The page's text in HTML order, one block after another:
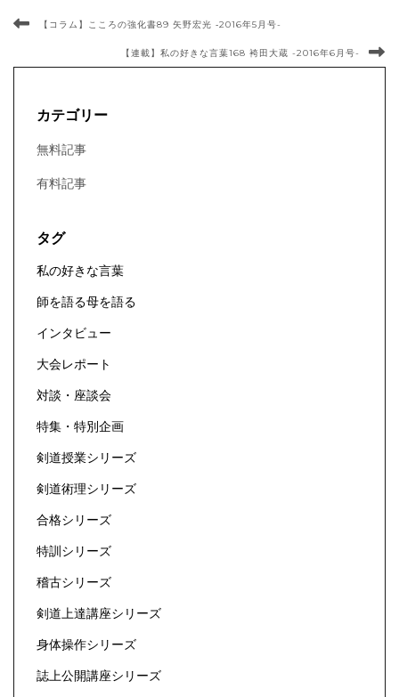
【コラム】こころの強化書89 矢野宏光 ‐2016年5月号-
【連載】私の好きな言葉168 袴田大蔵 -2016年6月号-
カテゴリー
無料記事
有料記事
タグ
私の好きな言葉
師を語る母を語る
インタビュー
大会レポート
対談・座談会
特集・特別企画
剣道授業シリーズ
剣道術理シリーズ
合格シリーズ
特訓シリーズ
稽古シリーズ
剣道上達講座シリーズ
身体操作シリーズ
誌上公開講座シリーズ